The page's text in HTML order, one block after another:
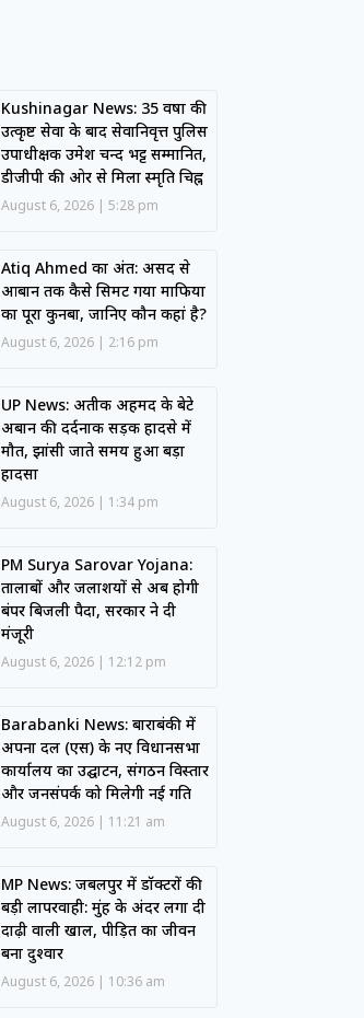
Kushinagar News: 35 वर्षों की
उत्कृष्ट सेवा के बाद सेवानिवृत्त पुलिस
उपाधीक्षक उमेश चन्द भट्ट सम्मानित,
डीजीपी की ओर से मिला स्मृति चिह्न
August 6, 2026 5:28 pm
Atiq Ahmed का अंत: असद से
आबान तक कैसे सिमट गया माफिया
का पूरा कुनबा, जानिए कौन कहां है?
August 6, 2026 2:16 pm
UP News: अतीक अहमद के बेटे
अबान की दर्दनाक सड़क हादसे में
मौत, झांसी जाते समय हुआ बड़ा
हादसा
August 6, 2026 1:34 pm
PM Surya Sarovar Yojana:
तालाबों और जलाशयों से अब होगी
बंपर बिजली पैदा, सरकार ने दी
मंजूरी
August 6, 2026 12:12 pm
Barabanki News: बाराबंकी में
अपना दल (एस) के नए विधानसभा
कार्यालय का उद्घाटन, संगठन विस्तार
और जनसंपर्क को मिलेगी नई गति
August 6, 2026 11:21 am
MP News: जबलपुर में डॉक्टरों की
बड़ी लापरवाही: मुंह के अंदर लगा दी
दाढ़ी वाली खाल, पीड़ित का जीवन
बना दुश्वार
August 6, 2026 10:36 am